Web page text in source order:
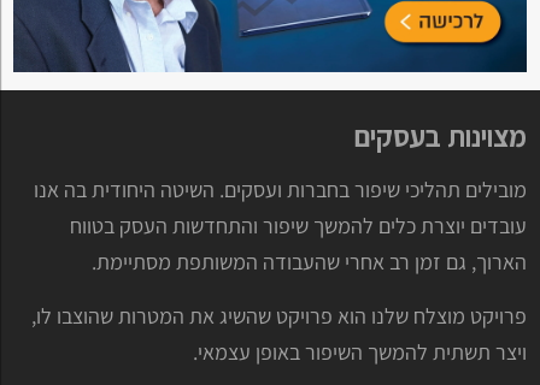
מצוינות בעסקים
מובילים תהליכי שיפור בחברות ועסקים. השיטה היחודית בה אנו
עובדים יוצרת כלים להמשך שיפור והתחדשות העסק בטווח
הארוך, גם זמן רב אחרי שהעבודה המשותפת מסתיימת.
פרויקט מוצלח שלנו הוא פרויקט שהשיג את המטרות שהוצבו לו,
ויצר תשתית להמשך השיפור באופן עצמאי.